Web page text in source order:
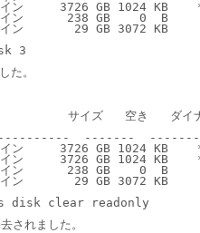
イン     3726 GB 1024 KB
ン      238 GB    0  B
ン       29 GB 3072 KB
3
た。
サイズ   空き   ダイ
-------  -------
イン     3726 GB 1024 KB
イン     3726 GB 1024 KB
ン      238 GB    0  B
ン       29 GB 3072 KB
disk clear readonly
されました。